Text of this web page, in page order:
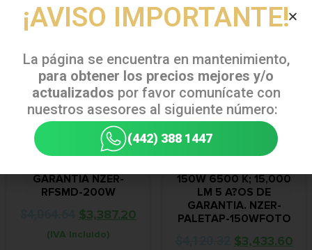
REFLECTOR SMD DE
200W 6500 K; 20,000
GARANTIA NZER-
RFSMD-200W
$3,387.20
(IVA Incluido)
LUMINARIA DE
VIALIDADES CON
150W 6500 K; 15,000
LM 5 A?OS DE
GARANTIA. NZER-
PALETAP-150WFOTO
$3,433.60
¡AVISO IMPORTANTE!
La página se encuentra en mantenimiento,
para obtener los precios mejores y/o
actualizados por favor comunícate con
nuestros asesores al siguiente número:
(442) 388 1447